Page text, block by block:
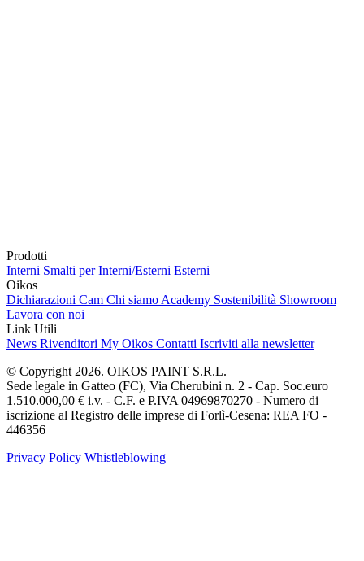
Prodotti
Interni Smalti per Interni/Esterni Esterni
Oikos
Dichiarazioni Cam Chi siamo Academy Sostenibilità Showroom
Lavora con noi
Link Utili
News Rivenditori My Oikos Contatti Iscriviti alla newsletter
© Copyright 2026. OIKOS PAINT S.R.L.
Sede legale in Gatteo (FC), Via Cherubini n. 2 - Cap. Soc.euro
1.510.000,00 € i.v. - C.F. e P.IVA 04969870270 - Numero di
iscrizione al Registro delle imprese di Forlì-Cesena: REA FO -
446356
Privacy Policy Whistleblowing